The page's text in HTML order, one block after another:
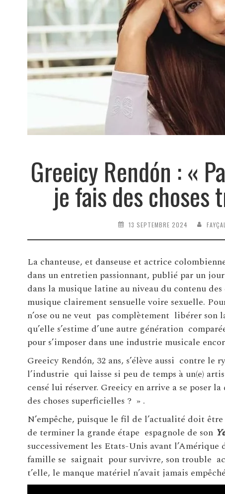
Greeicy Rendón : «
je fais des
13 SEPTEMBRE 2024
La chanteuse, et danseuse et actrice
dans un entretien passionnant, publié par un
dans la musique latine au niveau du contenu
musique clairement sensuelle voire sexuelle.
n’ose ou ne veut pas complètement libérer son
qu’elle s’estime d’une autre génération
pour s’imposer dans une industrie musicale
Greeicy Rendón, 32 ans, s’élève aussi contre
l’industrie qui laisse si peu de temps à un(e)
censé lui réserver. Greeicy en arrive a se poser
des choses superficielles ? » .
N’empêche, puisque le fil de l’actualité doit
de terminer la grande étape espagnole de son
successivement les Etats-Unis avant
famille se saignait pour survivre, son trouble
t’elle, le manque matériel n’avait jamais